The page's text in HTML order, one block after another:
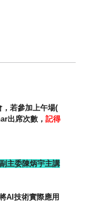
，若參加上午場(
出席次數， 記得
主委陳炳宇主講
AI 技術實際應用